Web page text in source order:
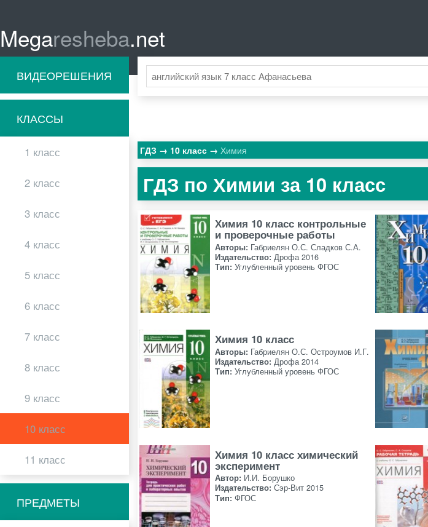
Megaresheba.net
ВИДЕОРЕШЕНИЯ
КЛАССЫ
1 класс
2 класс
3 класс
4 класс
5 класс
6 класс
7 класс
8 класс
9 класс
10 класс
11 класс
ПРЕДМЕТЫ
ГДЗ 10 класс Химия
ГДЗ по Химии за 10 класс
Химия 10 класс контрольные
и проверочные работы
Авторы: Габриелян О.С. Сладков С.А.
Издательство: Дрофа 2016
Тип: Углубленный уровень ФГОС
Химия 10 класс
Авторы: Габриелян О.С. Остроумов И.Г.
Издательство: Дрофа 2014
Тип: Углубленный уровень ФГОС
Химия 10 класс химический
эксперимент
Автор: И.И. Борушко
Издательство: Сэр-Вит 2015
Тип: ФГОС